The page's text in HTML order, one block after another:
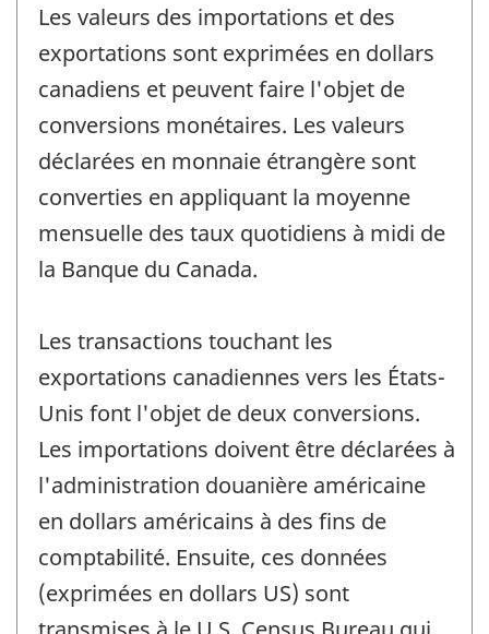
Les valeurs des importations et des
exportations sont exprimées en dollars
canadiens et peuvent faire l'objet de
conversions monétaires. Les valeurs
déclarées en monnaie étrangère sont
converties en appliquant la moyenne
mensuelle des taux quotidiens à midi de
la Banque du Canada.
Les transactions touchant les
exportations canadiennes vers les États-
Unis font l'objet de deux conversions.
Les importations doivent être déclarées à
l'administration douanière américaine
en dollars américains à des fins de
comptabilité. Ensuite, ces données
(exprimées en dollars US) sont